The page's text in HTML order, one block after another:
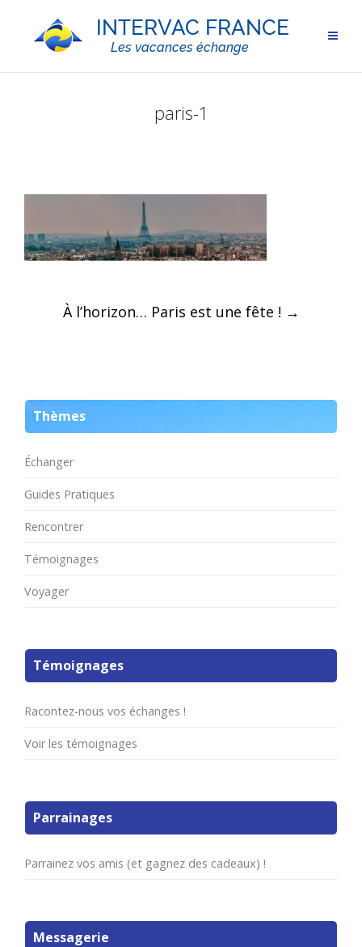
paris-1
Post
À l’horizon… Paris est une fête ! →
Thèmes
Échanger
Guides Pratiques
Rencontrer
Témoignages
Voyager
Témoignages
Racontez-nous vos échanges !
Voir les témoignages
Parrainages
Parrainez vos amis (et gagnez des cadeaux) !
Messagerie